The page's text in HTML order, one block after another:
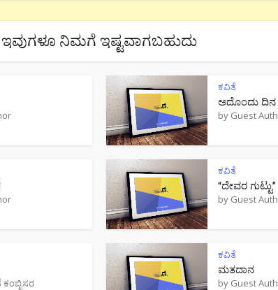
ಇವುಗಳೂ ನಿಮಗೆ ಇಷ್ಟವಾಗಬಹುದು
ಕವಿತೆ
ಅದೊಂದು ದಿನ
by Guest
ಕವಿತೆ
“ದೇವರ ಗುಟ್ಟು”
by Guest
ಕಂಬ್ಳಿಸರ
ಕವಿತೆ
ಮತದಾನ
by Guest